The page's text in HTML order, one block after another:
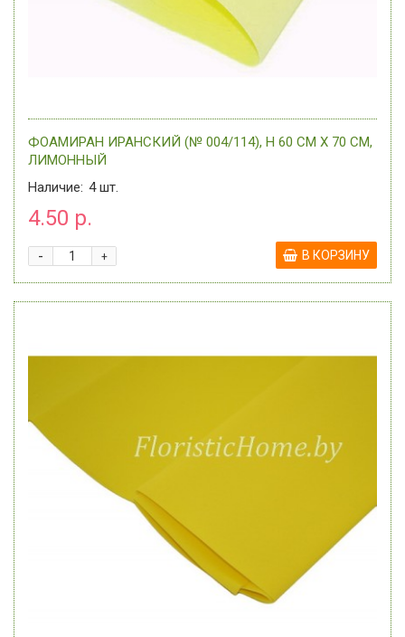
ФОАМИРАН ИРАНСКИЙ (№ 004/114), H 60 СМ Х 70 СМ,
ЛИМОННЫЙ
Наличие: 4шт.
4.50 р.
+
- В КОРЗИНУ